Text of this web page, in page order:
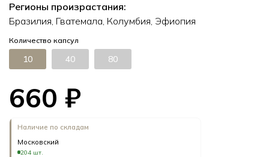
Регионы произрастания:
Бразилия, Гватемала, Колумбия, Эфиопия
660 ₽
Количество капсул
10 40 80
Наличие по складам
Московский
204 шт.